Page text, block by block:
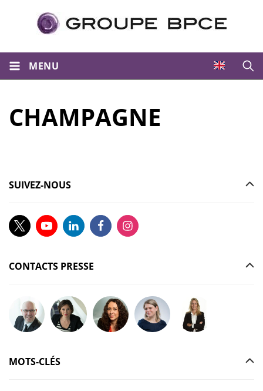
MENU
CHAMPAGNE
SUIVEZ-NOUS
CONTACTS PRESSE
Poser votre question à Christophe GILBERT
Poser votre question à Fanny KERECKI
Poser votre question à Mélissa
Poser votre question à Marine
Poser votre question
MOTS-CLÉS